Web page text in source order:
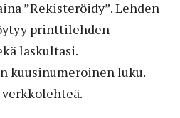
”Rekisteröidy”. Lehden
printtilehden
laskultasi.
kuusinumeroinen luku.